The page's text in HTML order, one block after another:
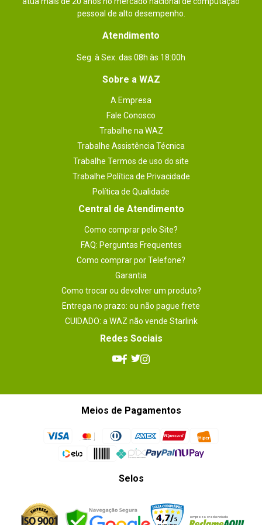
pessoal de alto desempenho.
Atendimento
Seg. à Sex. das 08h às 18:00h
Sobre a WAZ
A Empresa
Fale Conosco
Trabalhe na WAZ
Trabalhe Assistência Técnica
Trabalhe Termos de uso do site
Trabalhe Política de Privacidade
Política de Qualidade
Central de Atendimento
Como comprar pelo Site?
FAQ: Perguntas Frequentes
Como comprar por Telefone?
Garantia
Como trocar ou devolver um produto?
Entrega no prazo: ou não pague frete
CUIDADO: a WAZ não vende Starlink
Redes Sociais
Meios de Pagamentos
Selos